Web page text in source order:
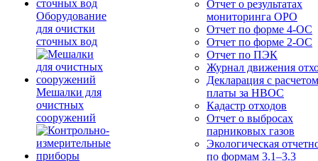
Оборудование
для очистки
сточных вод
Мешалки для
очистных
сооружений
Отчет о результатах
мониторинга ОРО
Отчет по форме 4-ОС
Отчет по форме 2-ОС
Отчет по ПЭК
Журнал движения
Декларация с расчетом
платы за НВОС
Кадастр отходов
Отчет о выбросах
парниковых газов
Экологическая
по формам 3.1–3.3